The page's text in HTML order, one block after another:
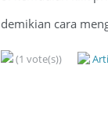
demikian cara
(1 vote(s))